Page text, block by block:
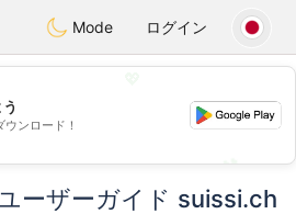
SuissiMode ログイン
💕
ンロード！
ーザーガイド suissi.ch